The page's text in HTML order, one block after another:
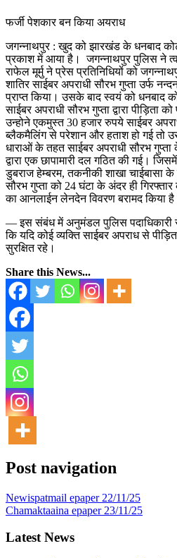
फर्जी पेशकार बन किया अयराध
जगन्नाथपुर : खुद को झारखंड के धनबाद
प्रकाश में आया है। जगन्नाथपुर पुलिस ने
राफेल मूर्मु ने प्रेस प्रतिनिधियों को
शातिर साईबर अपराधी सौरभ गुप्ता उर्फ
प्राप्त किया। उसके बाद स्वयं को धनबाद
साईबर अपराधी सौरभ गुप्ता द्वारा
उन्होने एकमुस्त 30 हजार रुपये साईबर
ब्लैकमैलिंग से परेशान और हताश हो गई तो
धाराओं के तहत साईबर अपराधी सौरभ
द्वारा एक छापामारी दल गठित की गई।
डुबराज हेम्बरम, तकनीकी शाखा चाईबासा
सौरभ गुप्ता को 24 घंटा के अंदर ही
का आनलाईन लेनदेन विवरण बरामद किया
— इस संबंध में अनुमंडल पुलिस पदाधिकारी
कि यदि कोई व्यक्ति साईबर अपराध से
सुरक्षित रहे।
Share this News...
Post navigation
Newispatmail epaper 22/11/25
Chamaktaaina epaper 23/11/25
Latest News